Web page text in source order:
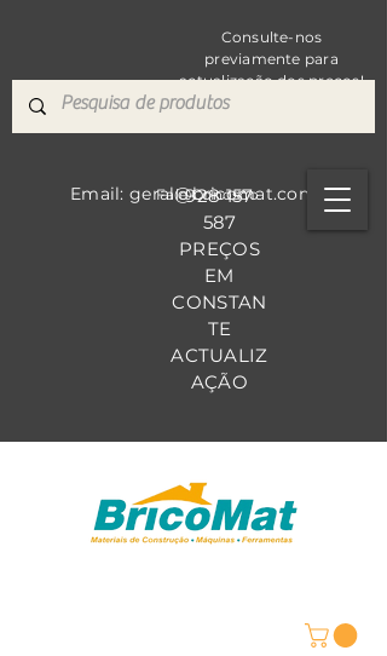
Consulte-nos
previamente para
actualização dos preços!
928 157
587
PREÇOS
EM
CONSTAN
TE
ACTUALIZ
AÇÃO
Fale Conosco
Email: geral@bricomat.com